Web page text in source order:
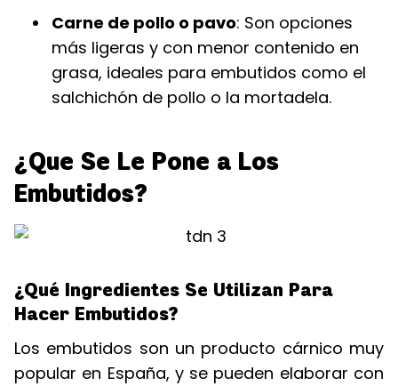
Carne de pollo o pavo: Son opciones
más ligeras y con menor contenido en
grasa, ideales para embutidos como el
salchichón de pollo o la mortadela.
¿Que Se Le Pone a Los
Embutidos?
¿Qué Ingredientes Se Utilizan Para
Hacer Embutidos?
Los embutidos son un producto cárnico muy
popular en España, y se pueden elaborar con